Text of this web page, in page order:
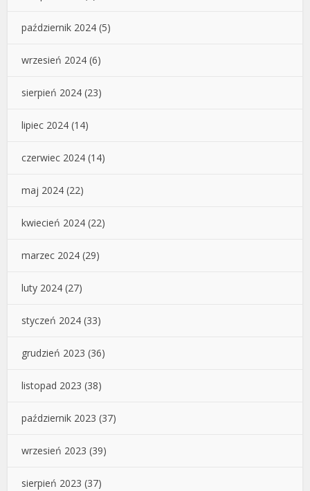
październik 2024 (5)
wrzesień 2024 (6)
sierpień 2024 (23)
lipiec 2024 (14)
czerwiec 2024 (14)
maj 2024 (22)
kwiecień 2024 (22)
marzec 2024 (29)
luty 2024 (27)
styczeń 2024 (33)
grudzień 2023 (36)
listopad 2023 (38)
październik 2023 (37)
wrzesień 2023 (39)
sierpień 2023 (37)